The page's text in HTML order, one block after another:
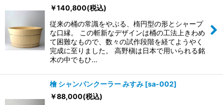
￥140,800(税込)
従来の桶の常識をやぶる、楕円型の形とシャープ
な口縁。 この斬新なデザインは桶の工法上きわめ
て困難なもので、数々の試作段階を経てようやく
完成に至りました。 高野槇は日本で用いられる銘
木の中でもひ…
檜 シャンパンクーラー みすみ [sa-002]
￥88,000(税込)